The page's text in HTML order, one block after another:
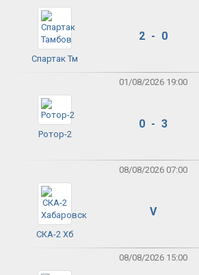
Спартак Тм
2 - 0
01/08/2026 19:00
Ротор-2
0 - 3
08/08/2026 07:00
СКА-2 Хб
V
08/08/2026 15:00